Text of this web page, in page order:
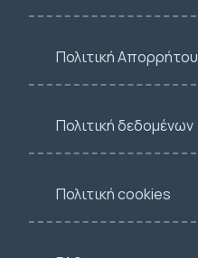
Πολιτική Απορρήτου
Πολιτική δεδομένων
Πολιτική cookies